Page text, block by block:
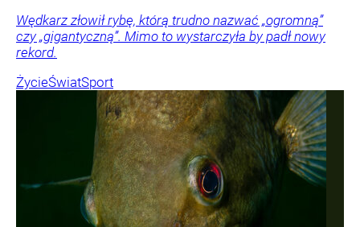
Wędkarz złowił rybę, którą trudno nazwać „ogromną”
czy „gigantyczną”. Mimo to wystarczyła by padł nowy
rekord.
ŻycieŚwiatSport